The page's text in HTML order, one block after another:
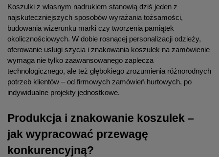
Koszulki z własnym nadrukiem stanowią dziś jeden z
najskuteczniejszych sposobów wyrażania tożsamości,
budowania wizerunku marki czy tworzenia pamiątek
okolicznościowych. W dobie rosnącej personalizacji odzieży,
oferowanie usługi szycia i znakowania koszulek na zamówienie
wymaga nie tylko zaawansowanego zaplecza
technologicznego, ale też głębokiego zrozumienia różnorodnych
potrzeb klientów – od firmowych zamówień hurtowych, po
indywidualne projekty jednostkowe.
Produkcja i znakowanie koszulek –
jak wypracować przewagę
konkurencyjną?